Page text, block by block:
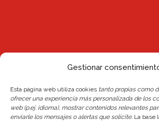
Gestionar
Esta página web utiliza cookies tanto propias como
ofrecer una experiencia más personalizada de los
web (p.ej. idioma), mostrar contenidos relevantes
enviarle los mensajes o alertas que solicite. La base
Noticias
Reserva de plaza Escuelas 26/27